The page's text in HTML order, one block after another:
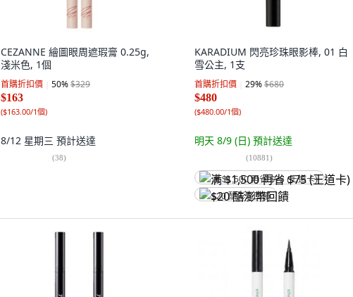
CEZANNE 繪圖眼周遮瑕膏 0.25g,
淺米色, 1個
首購折扣價 50%$329
$163
($163.00/1個)
8/12 星期三 預計送達
(38)
KARADIUM 閃亮珍珠眼影棒, 01 白
雪公主, 1支
首購折扣價 29%$680
$480
($480.00/1個)
明天 8/9 (日) 預計送達
(10881)
满 $1,500 再省 $75 (王道卡)
$20 酷澎幣回饋